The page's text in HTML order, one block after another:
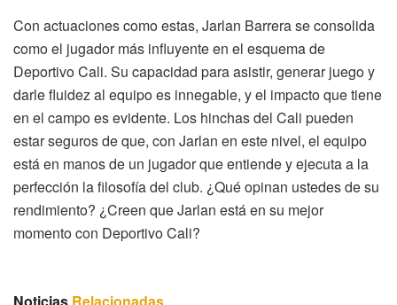
Con actuaciones como estas, Jarlan Barrera se consolida
como el jugador más influyente en el esquema de
Deportivo Cali. Su capacidad para asistir, generar juego y
darle fluidez al equipo es innegable, y el impacto que tiene
en el campo es evidente. Los hinchas del Cali pueden
estar seguros de que, con Jarlan en este nivel, el equipo
está en manos de un jugador que entiende y ejecuta a la
perfección la filosofía del club. ¿Qué opinan ustedes de su
rendimiento? ¿Creen que Jarlan está en su mejor
momento con Deportivo Cali?
Noticias Relacionadas